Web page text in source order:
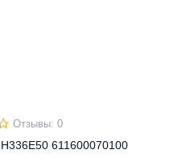
Отзывы: 0
611600070100